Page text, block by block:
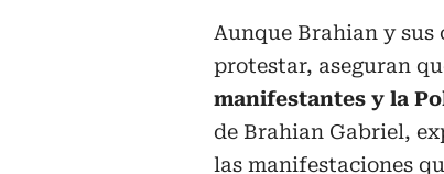
Aunque Brahian y
protestar, aseguran
manifestantes y la
de Brahian Gabriel,
las manifestaciones